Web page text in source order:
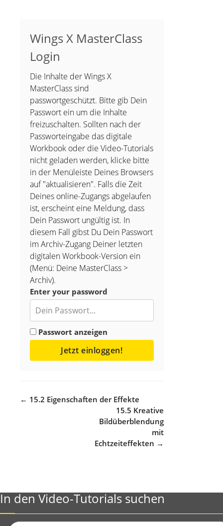
Wings X MasterClass
Login
Die Inhalte der Wings X
MasterClass sind
passwortgeschützt. Bitte gib Dein
Passwort ein um die Inhalte
freizuschalten. Sollten nach der
Passworteingabe das digitale
Workbook oder die Video-Tutorials
nicht geladen werden, klicke bitte
in der Menüleiste Deines Browsers
auf "aktualisieren". Falls die Zeit
Deines online-Zugangs abgelaufen
ist, erscheint eine Meldung, dass
Dein Passwort ungültig ist. In
diesem Fall gibst Du Dein Passwort
im Archiv-Zugang Deiner letzten
digitalen Workbook-Version ein
(Menü: Deine MasterClass >
Archiv).
Enter your password
Passwort anzeigen
Jetzt einloggen!
Navigation
← 15.2 Eigenschaften der Effekte
15.5 Kreative
Bildüberblendung
mit
Echtzeiteffekten →
In den Video-Tutorials suchen